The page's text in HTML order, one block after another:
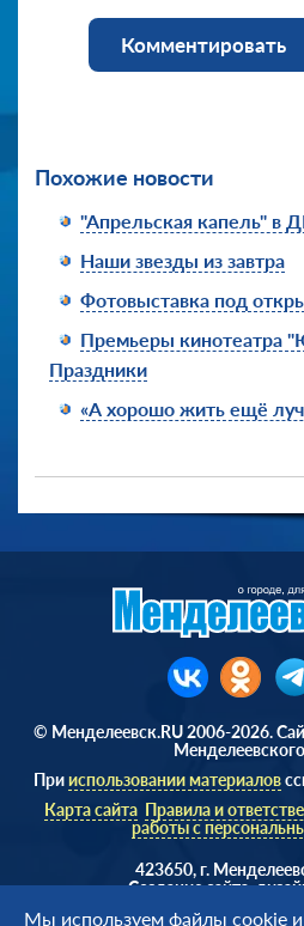
Комментировать
Похожие новости
"Апрельская капель" в
Наши звезды из завтра
Фотовыставка под
Премьеры кинотеатра
Праздники
«А хорошо жить ещё
© Менделеевск.RU 2006-2026.
Прииспользовании материалов
Карта сайта Правила и
работы с
423650, г.
Cоздание сайта,
Мы используем файлы cookie и